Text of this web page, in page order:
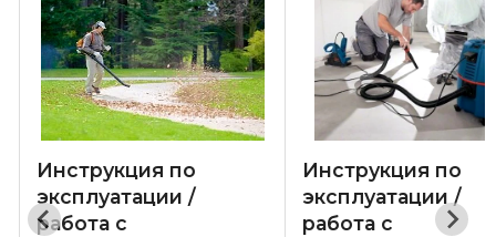
Инструкция по
эксплуатации /
работа с
Инструкция по
эксплуатации /
работа с